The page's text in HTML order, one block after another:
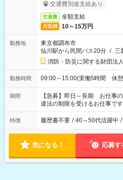
交通費別途支給あり
交通費 全額支給
月収例 10～15万円
勤務地
東京都調布市
仙川駅から民間バス20分 / 三
消防・防災に関する財団法人
勤務時間 09:00～15:00(実働5時間 休
期間
【急募】即日～長期 お仕事
遣法の制限を受けるお仕事で
特徴 履歴書不要 / 40～50代活躍中 /
気になる！ 応募す